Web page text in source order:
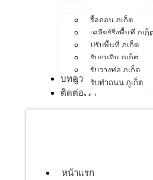
รื้อถอน ภูเก็ต
เคลียร์ริ่งพื้นที่ ภูเก็
ปรับพื้นที่ ภูเก็ต
รับถมดิน ภูเก็ต
รับวางท่อ ภูเก็ต
รับทำถนน ภูเก็ต
บทความ
ติดต่อเรา
หน้าแรก